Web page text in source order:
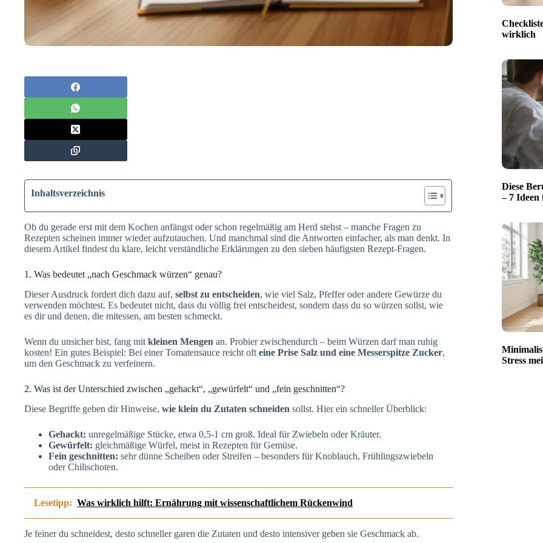
Inhaltsverzeichnis
Ob du gerade erst mit dem Kochen anfängst oder schon regelmäßig am Herd stehst – manche Fragen zu
Rezepten scheinen immer wieder aufzutauchen. Und manchmal sind die Antworten einfacher, als man denkt. In
diesem Artikel findest du klare, leicht verständliche Erklärungen zu den sieben häufigsten Rezept-Fragen.
1. Was bedeutet „nach Geschmack würzen“ genau?
Dieser Ausdruck fordert dich dazu auf, selbst zu entscheiden, wie viel Salz, Pfeffer oder andere Gewürze du
verwenden möchtest. Es bedeutet nicht, dass du völlig frei entscheidest, sondern dass du so würzen sollst, wie
es dir und denen, die mitessen, am besten schmeckt.
Wenn du unsicher bist, fang mit kleinen Mengen an. Probier zwischendurch – beim Würzen darf man ruhig
kosten! Ein gutes Beispiel: Bei einer Tomatensauce reicht oft eine Prise Salz und eine Messerspitze Zucker,
um den Geschmack zu verfeinern.
2. Was ist der Unterschied zwischen „gehackt“, „gewürfelt“ und „fein geschnitten“?
Diese Begriffe geben dir Hinweise, wie klein du Zutaten schneiden sollst. Hier ein schneller Überblick:
Gehackt: unregelmäßige Stücke, etwa 0,5-1 cm groß. Ideal für Zwiebeln oder Kräuter.
Gewürfelt: gleichmäßige Würfel, meist in Rezepten für Gemüse.
Fein geschnitten: sehr dünne Scheiben oder Streifen – besonders für Knoblauch, Frühlingszwiebeln
oder Chilischoten.
Lesetipp: Was wirklich hilft: Ernährung mit wissenschaftlichem Rückenwind
Je feiner du schneidest, desto schneller garen die Zutaten und desto intensiver geben sie Geschmack ab.
wirklich
Diese
– 7 Ideen
Stress